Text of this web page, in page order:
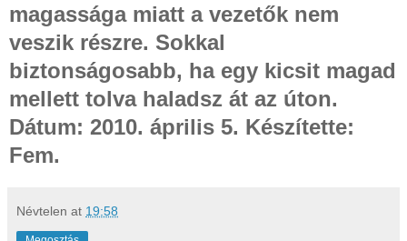
magassága miatt a vezetők nem
veszik részre. Sokkal
biztonságosabb, ha egy kicsit magad
mellett tolva haladsz át az úton.
Dátum: 2010. április 5. Készítette:
Fem.
Névtelen at 19:58